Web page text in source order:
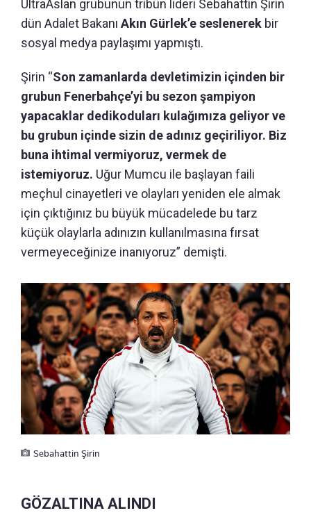
UltraAslan grubunun tribün lideri Sebahattin Şirin
dün Adalet Bakanı Akın Gürlek’e seslenerek bir
sosyal medya paylaşımı yapmıştı.
Şirin “Son zamanlarda devletimizin içinden bir
grubun Fenerbahçe’yi bu sezon şampiyon
yapacaklar dedikoduları kulağımıza geliyor ve
bu grubun içinde sizin de adınız geçiriliyor. Biz
buna ihtimal vermiyoruz, vermek de
istemiyoruz. Uğur Mumcu ile başlayan faili
meçhul cinayetleri ve olayları yeniden ele almak
için çıktığınız bu büyük mücadelede bu tarz
küçük olaylarla adınızın kullanılmasına fırsat
vermeyeceğinize inanıyoruz” demişti.
Sebahattin Şirin
GÖZALTINA ALINDI